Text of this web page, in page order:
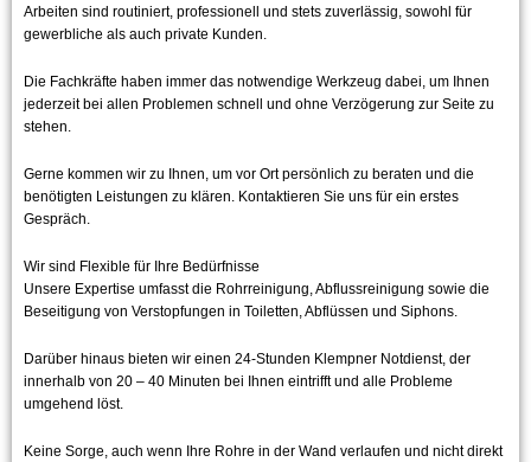
Arbeiten sind routiniert, professionell und stets zuverlässig, sowohl für
gewerbliche als auch private Kunden.
Die Fachkräfte haben immer das notwendige Werkzeug dabei, um Ihnen
jederzeit bei allen Problemen schnell und ohne Verzögerung zur Seite zu
stehen.
Gerne kommen wir zu Ihnen, um vor Ort persönlich zu beraten und die
benötigten Leistungen zu klären. Kontaktieren Sie uns für ein erstes
Gespräch.
Wir sind Flexible für Ihre Bedürfnisse
Unsere Expertise umfasst die Rohrreinigung, Abflussreinigung sowie die
Beseitigung von Verstopfungen in Toiletten, Abflüssen und Siphons.
Darüber hinaus bieten wir einen 24-Stunden Klempner Notdienst, der
innerhalb von 20 – 40 Minuten bei Ihnen eintrifft und alle Probleme
umgehend löst.
Keine Sorge, auch wenn Ihre Rohre in der Wand verlaufen und nicht direkt